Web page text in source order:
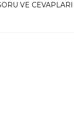
VE CEVAPLARI